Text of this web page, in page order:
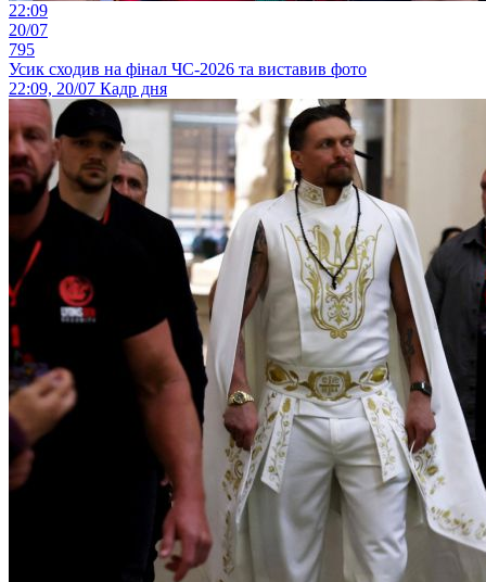
22:09
20/07
795
Усик сходив на фінал ЧС-2026 та виставив фото
22:09, 20/07 Кадр дня